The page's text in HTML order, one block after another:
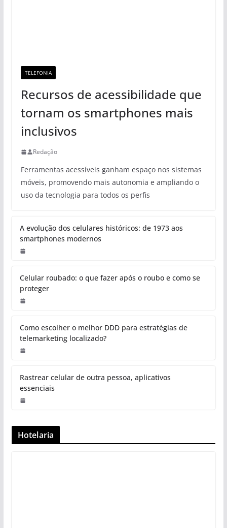
TELEFONIA
Recursos de acessibilidade que
tornam os smartphones mais
inclusivos
Redação
Ferramentas acessíveis ganham espaço nos sistemas
móveis, promovendo mais autonomia e ampliando o
uso da tecnologia para todos os perfis
A evolução dos celulares históricos: de 1973 aos
smartphones modernos
Celular roubado: o que fazer após o roubo e como se
proteger
Como escolher o melhor DDD para estratégias de
telemarketing localizado?
Rastrear celular de outra pessoa, aplicativos
essenciais
Hotelaria